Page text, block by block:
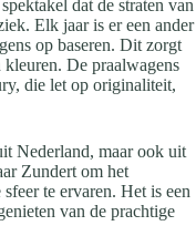
dat de straten van
Elk jaar is er een ander
op baseren. Dit zorgt
De praalwagens
die let op originaliteit,
Nederland, maar ook uit
Zundert om het
te ervaren. Het is een
van de prachtige